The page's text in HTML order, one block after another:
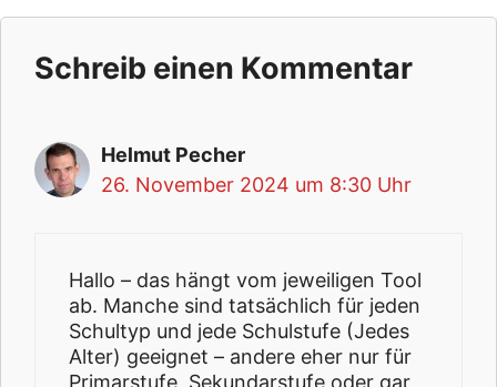
Schreib einen Kommentar
Helmut Pecher
26. November 2024 um 8:30 Uhr
Hallo – das hängt vom jeweiligen Tool
ab. Manche sind tatsächlich für jeden
Schultyp und jede Schulstufe (Jedes
Alter) geeignet – andere eher nur für
Primarstufe, Sekundarstufe oder gar